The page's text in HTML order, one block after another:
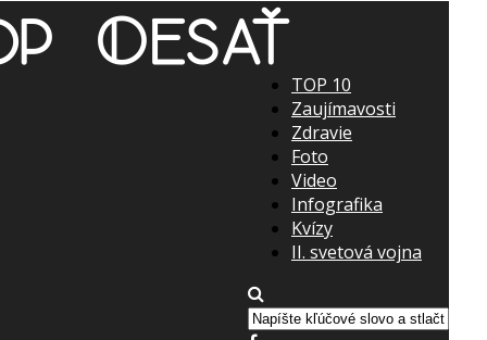
TOP 10
Zaujímavosti
Zdravie
Foto
Video
Infografika
Kvízy
II. svetová vojna